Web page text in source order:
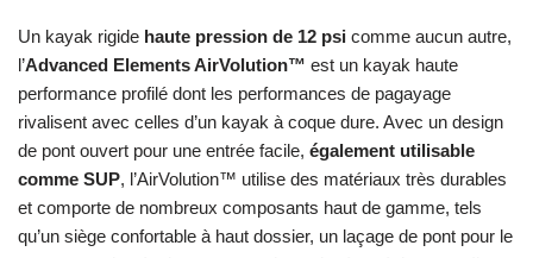
Un kayak rigide haute pression de 12 psi comme aucun autre,
l’Advanced Elements AirVolution™ est un kayak haute
performance profilé dont les performances de pagayage
rivalisent avec celles d’un kayak à coque dure. Avec un design
de pont ouvert pour une entrée facile, également utilisable
comme SUP, l’AirVolution™ utilise des matériaux très durables
et comporte de nombreux composants haut de gamme, tels
qu’un siège confortable à haut dossier, un laçage de pont pour le